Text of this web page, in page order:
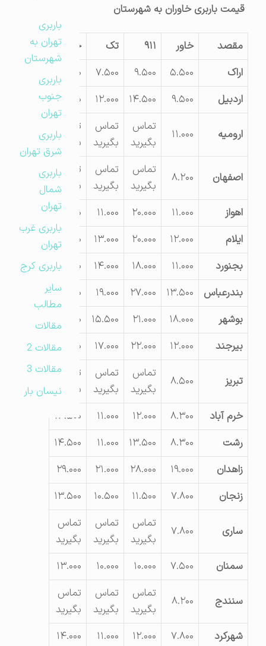
قیمت باربری خاوران به شهرستان
مقصد خاور
جفت
۵.۵۰۰ ۹.۵۰۰ ۷.۵۰۰
۱۰.۵۰۰
اردبیل
۹.۵۰۰ ۱۴.۵۰۰ ۱۲.۰۰۰ ۱۴.۰۰۰
ارومیه ۱۱.۰۰۰
تماس
بگیرید
تماس
بگیرید
تماس
بگیرید
اصفهان ۸.۲۰۰
تماس
بگیرید
تماس
بگیرید
تماس
بگیرید
۱۱.۰۰۰ ۲۰.۰۰۰ ۱۱.۰۰۰
۱۳.۵۰۰
۱۲.۰۰۰ ۲۰.۰۰۰ ۱۳.۰۰۰
۱۷.۰۰۰
بجنورد
۱۱.۰۰۰ ۱۸.۰۰۰ ۱۴.۰۰۰
۱۸.۰۰۰
بندرعباس
۱۳.۵۰۰ ۲۷.۰۰۰ ۱۹.۰۰۰
۲۶.۰۰۰
بوشهر
۱۸.۰۰۰ ۲۱.۰۰۰ ۱۵.۵۰۰
۱۹.۰۰۰
بیرجند
۱۲.۰۰۰ ۲۲.۰۰۰ ۱۷.۰۰۰ ۲۲.۰۰۰
۸.۵۰۰
تماس
بگیرید
تماس
بگیرید
تماس
بگیرید
خرم آباد
۸.۳۰۰ ۱۲.۰۰۰ ۱۱.۰۰۰
۱۴.۵۰۰
رشت
۸.۳۰۰ ۱۳.۵۰۰ ۱۱.۰۰۰
۱۴.۵۰۰
زاهدان
۱۹.۰۰۰ ۲۸.۰۰۰ ۲۱.۰۰۰
۲۹.۰۰۰
زنجان
۷.۸۰۰ ۱۱.۵۰۰ ۱۰.۵۰۰ ۱۳.۵۰۰
ساری ۷.۸۰۰
تماس
بگیرید
تماس
بگیرید
تماس
بگیرید
سمنان
۷.۵۰۰ ۱۰.۰۰۰ ۱۰.۰۰۰ ۱۳.۰۰۰
سنندج ۸.۲۰۰
تماس
بگیرید
تماس
بگیرید
تماس
بگیرید
شهرکرد
۷.۸۰۰ ۱۲.۰۰۰ ۱۱.۰۰۰ ۱۴.۰۰۰
باربری
تهران به
شهرستان
باربری
جنوب
تهران
باربری
شرق تهران
باربری
شمال
تهران
باربری غرب
تهران
باربری کرج
سایر
مطالب
مقالات
مقالات 2
مقالات 3
نیسان بار